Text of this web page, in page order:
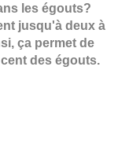
les égouts?
jusqu'à deux à
ça permet de
des égouts.